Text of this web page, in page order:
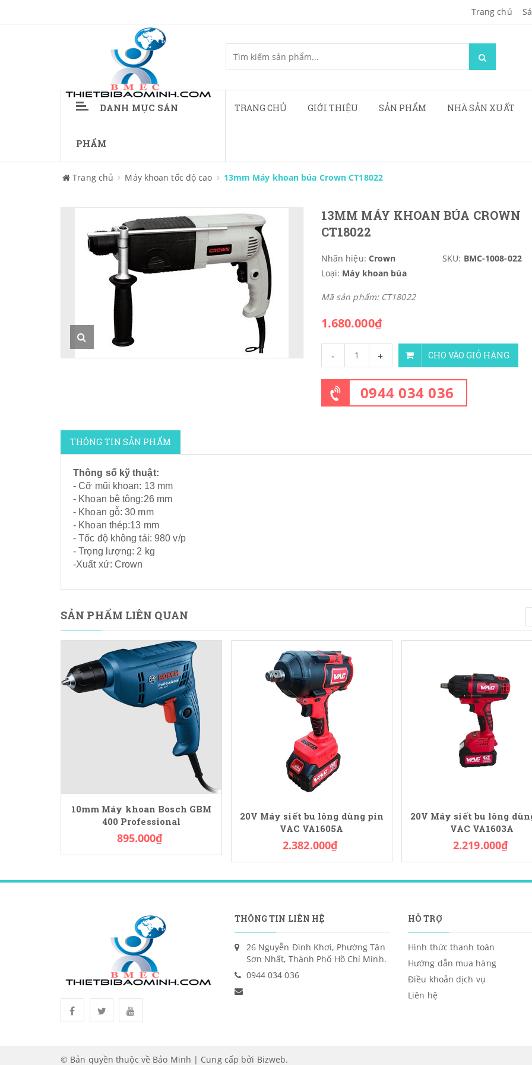
Trang chủ
DANH MỤC SẢN
PHẨM
TRANG CHỦ GIỚI THIỆU SẢN PHẨM NHÀ SẢN XUẤT
Trang chủ Máy khoan tốc độ cao 13mm Máy khoan búa Crown CT18022
13MM MÁY KHOAN BÚA CROWN
CT18022
Nhãn hiệu: Crown SKU: BMC-1008-022
Loại: Máy khoan búa
Mã sản phẩm: CT18022
1.680.000₫
- + CHO VÀO GIỎ HÀNG
0944 034 036
THÔNG TIN SẢN PHẨM
Thông số kỹ thuật:
- Cỡ mũi khoan: 13 mm
- Khoan bê tông:26 mm
- Khoan gỗ: 30 mm
- Khoan thép:13 mm
- Tốc độ không tải: 980 v/p
- Trọng lượng: 2 kg
-Xuất xứ: Crown
SẢN PHẨM LIÊN QUAN
10mm Máy khoan Bosch GBM
400 Professional
895.000₫
20V Máy siết bu lông dùng pin
VAC VA1605A
2.382.000₫
20V Máy siết bu lông
VAC VA1603A
2.219.000₫
THÔNG TIN LIÊN HỆ
26 Nguyễn Đình Khơi, Phường Tân
Sơn Nhất, Thành Phố Hồ Chí Minh.
0944 034 036
HỖ TRỢ
Hình thức thanh toán
Hướng dẫn mua hàng
Điều khoản dịch vụ
Liên hệ
© Bản quyền thuộc về Bảo Minh | Cung cấp bởi Bizweb.